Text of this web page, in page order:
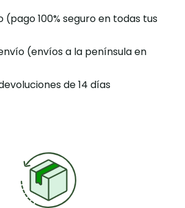
(pago 100% seguro en todas tus
(envíos a la península en
de 14 días